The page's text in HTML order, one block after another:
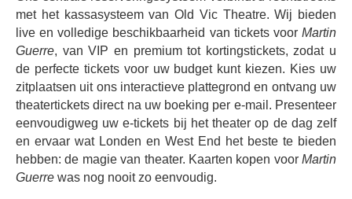
radicaal herwerkt, met nieuwe teksten, een nieuwe, folk-
geïnspireerde orkestratie en een meeslepende
enscenering in de ronde. Laat u betoveren door het
tijdloze verhaal, gebaseerd op een historisch mysterie,
vol onvergetelijke personages, wendingen en een
schitterende partituur.
Boek nu en beleef alweer een spannende musical van de
makers van de geliefdeLes Misérables.
met het kassasysteem van Old Vic Theatre. Wij bieden
live en volledige beschikbaarheid van tickets voor Martin
Guerre, van VIP en premium tot kortingstickets, zodat u
de perfecte tickets voor uw budget kunt kiezen. Kies uw
zitplaatsen uit ons interactieve plattegrond en ontvang uw
theatertickets direct na uw boeking per e-mail. Presenteer
eenvoudigweg uw e-tickets bij het theater op de dag zelf
en ervaar wat Londen en West End het beste te bieden
hebben: de magie van theater. Kaarten kopen voor Martin
Guerre was nog nooit zo eenvoudig.